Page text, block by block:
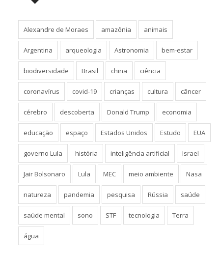
Alexandre de Moraes amazônia animais
Argentina arqueologia Astronomia bem-estar
biodiversidade Brasil china ciência
coronavírus covid-19 crianças cultura câncer
cérebro descoberta Donald Trump economia
educação espaço Estados Unidos Estudo EUA
governo Lula história inteligência artificial Israel
Jair Bolsonaro Lula MEC meio ambiente Nasa
natureza pandemia pesquisa Rússia saúde
saúde mental sono STF tecnologia Terra
água